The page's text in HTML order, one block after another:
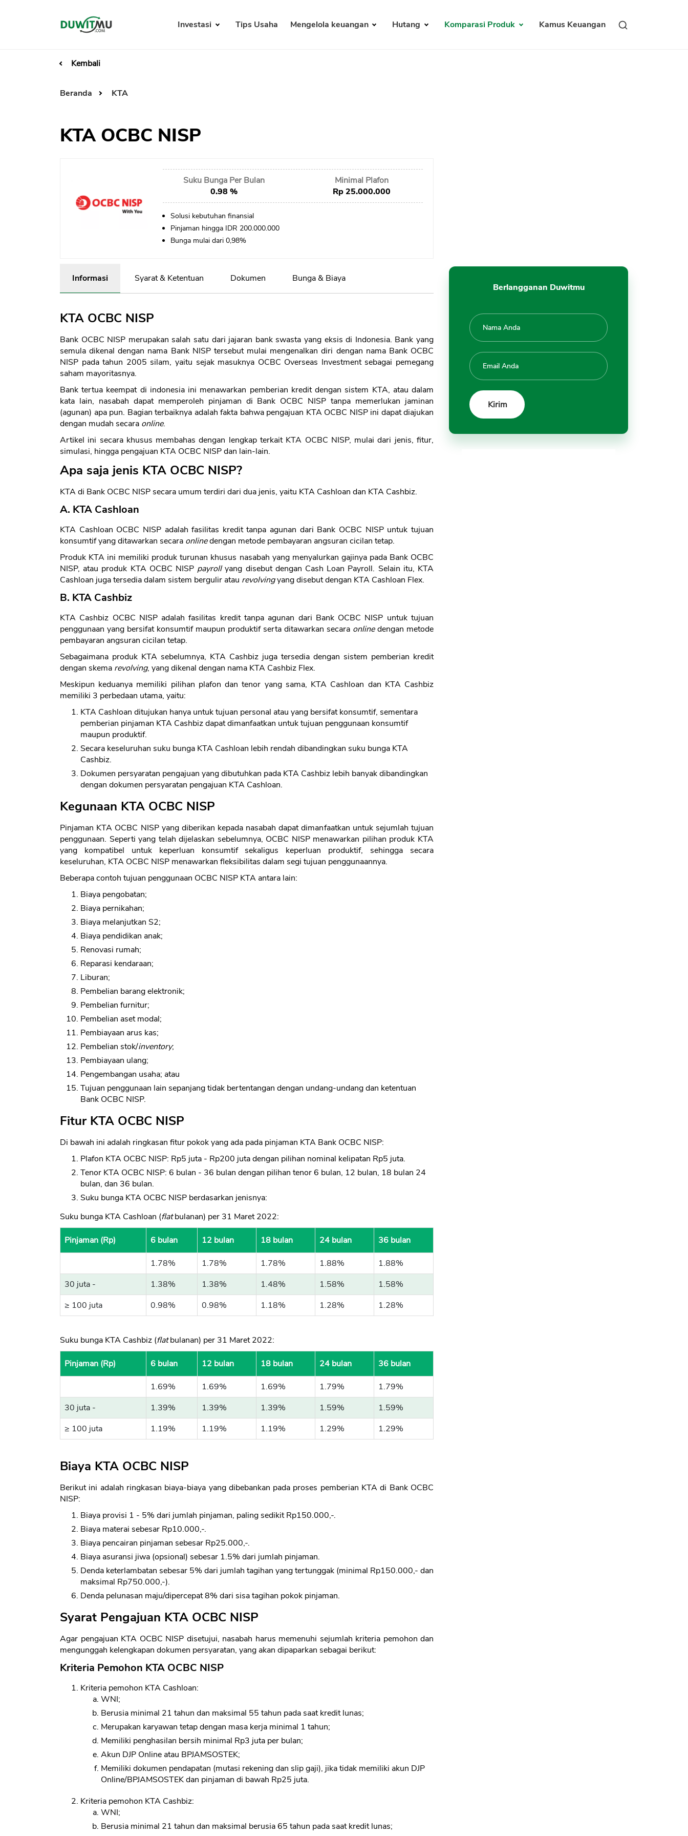
Investasi Tips Usaha Mengelola keuangan Hutang Komparasi Produk Kamus Keuangan
Kembali
Beranda KTA
KTA OCBC NISP
Suku Bunga Per Bulan
0.98 %
Minimal Plafon
Rp 25.000.000
Solusi kebutuhan finansial
Pinjaman hingga IDR 200.000.000
Bunga mulai dari 0,98%
Informasi Syarat & Ketentuan Dokumen Bunga & Biaya
KTA OCBC NISP
Bank OCBC NISP merupakan salah satu dari jajaran bank swasta yang eksis di Indonesia. Bank yang
semula dikenal dengan nama Bank NISP tersebut mulai mengenalkan diri dengan nama Bank OCBC
NISP pada tahun 2005 silam, yaitu sejak masuknya OCBC Overseas Investment sebagai pemegang
saham mayoritasnya.
Bank tertua keempat di indonesia ini menawarkan pemberian kredit dengan sistem KTA, atau dalam
kata lain, nasabah dapat memperoleh pinjaman di Bank OCBC NISP tanpa memerlukan jaminan
(agunan) apa pun. Bagian terbaiknya adalah fakta bahwa pengajuan KTA OCBC NISP ini dapat diajukan
dengan mudah secara online.
Artikel ini secara khusus membahas dengan lengkap terkait KTA OCBC NISP, mulai dari jenis, fitur,
simulasi, hingga pengajuan KTA OCBC NISP dan lain-lain.
Apa saja jenis KTA OCBC NISP?
KTA di Bank OCBC NISP secara umum terdiri dari dua jenis, yaitu KTA Cashloan dan KTA Cashbiz.
A. KTA Cashloan
KTA Cashloan OCBC NISP adalah fasilitas kredit tanpa agunan dari Bank OCBC NISP untuk tujuan
konsumtif yang ditawarkan secara onlinedengan metode pembayaran angsuran cicilan tetap.
Produk KTA ini memiliki produk turunan khusus nasabah yang menyalurkan gajinya pada Bank OCBC
NISP, atau produk KTA OCBC NISP payrollyang disebut dengan Cash Loan Payroll. Selain itu, KTA
Cashloan juga tersedia dalam sistem bergulir atau revolvingyang disebut dengan KTA Cashloan Flex.
B. KTA Cashbiz
KTA Cashbiz OCBC NISP adalah fasilitas kredit tanpa agunan dari Bank OCBC NISP untuk tujuan
penggunaan yang bersifat konsumtif maupun produktif serta ditawarkan secara onlinedengan metode
pembayaran angsuran cicilan tetap.
Sebagaimana produk KTA sebelumnya, KTA Cashbiz juga tersedia dengan sistem pemberian kredit
dengan skema revolving, yang dikenal dengan nama KTA Cashbiz Flex.
Meskipun keduanya memiliki pilihan plafon dan tenor yang sama, KTA Cashloan dan KTA Cashbiz
memiliki 3 perbedaan utama, yaitu:
KTA Cashloan ditujukan hanya untuk tujuan personal atau yang bersifat konsumtif, sementara
pemberian pinjaman KTA Cashbiz dapat dimanfaatkan untuk tujuan penggunaan konsumtif
maupun produktif.
Secara keseluruhan suku bunga KTA Cashloan lebih rendah dibandingkan suku bunga KTA
Cashbiz.
Dokumen persyaratan pengajuan yang dibutuhkan pada KTA Cashbiz lebih banyak dibandingkan
dengan dokumen persyaratan pengajuan KTA Cashloan.
Kegunaan KTA OCBC NISP
Pinjaman KTA OCBC NISP yang diberikan kepada nasabah dapat dimanfaatkan untuk sejumlah tujuan
penggunaan. Seperti yang telah dijelaskan sebelumnya, OCBC NISP menawarkan pilihan produk KTA
yang kompatibel untuk keperluan konsumtif sekaligus keperluan produktif, sehingga secara
keseluruhan, KTA OCBC NISP menawarkan fleksibilitas dalam segi tujuan penggunaannya.
Beberapa contoh tujuan penggunaan OCBC NISP KTA antara lain:
Biaya pengobatan;
Biaya pernikahan;
Biaya melanjutkan S2;
Biaya pendidikan anak;
Renovasi rumah;
Reparasi kendaraan;
Liburan;
Pembelian barang elektronik;
Pembelian furnitur;
Pembelian aset modal;
Pembiayaan arus kas;
Pembelian stok/inventory;
Pembiayaan ulang;
Pengembangan usaha; atau
Tujuan penggunaan lain sepanjang tidak bertentangan dengan undang-undang dan ketentuan
Bank OCBC NISP.
Fitur KTA OCBC NISP
Di bawah ini adalah ringkasan fitur pokok yang ada pada pinjaman KTA Bank OCBC NISP:
Plafon KTA OCBC NISP: Rp5 juta - Rp200 juta dengan pilihan nominal kelipatan Rp5 juta.
Tenor KTA OCBC NISP: 6 bulan - 36 bulan dengan pilihan tenor 6 bulan, 12 bulan, 18 bulan 24
bulan, dan 36 bulan.
Suku bunga KTA OCBC NISP berdasarkan jenisnya:
Suku bunga KTA Cashloan (flatbulanan) per 31 Maret 2022:
Pinjaman (Rp) 6 bulan 12 bulan 18 bulan 24 bulan 36 bulan
1.78% 1.78% 1.78% 1.88%
1.88%
30 juta -
1.38% 1.38% 1.48% 1.58%
1.58%
≥ 100 juta
0.98% 0.98% 1.18% 1.28% 1.28%
Suku bunga KTA Cashbiz (flatbulanan) per 31 Maret 2022:
Pinjaman (Rp) 6 bulan 12 bulan 18 bulan 24 bulan 36 bulan
1.69% 1.69% 1.69% 1.79%
1.79%
30 juta -
1.39% 1.39% 1.39% 1.59%
1.59%
≥ 100 juta
1.19% 1.19% 1.19% 1.29% 1.29%
Biaya KTA OCBC NISP
Berikut ini adalah ringkasan biaya-biaya yang dibebankan pada proses pemberian KTA di Bank OCBC
NISP:
Biaya provisi 1 - 5% dari jumlah pinjaman, paling sedikit Rp150.000,-.
Biaya materai sebesar Rp10.000,-.
Biaya pencairan pinjaman sebesar Rp25.000,-.
Biaya asuransi jiwa (opsional) sebesar 1.5% dari jumlah pinjaman.
Denda keterlambatan sebesar 5% dari jumlah tagihan yang tertunggak (minimal Rp150.000,- dan
maksimal Rp750.000,-).
Denda pelunasan maju/dipercepat 8% dari sisa tagihan pokok pinjaman.
Syarat Pengajuan KTA OCBC NISP
Agar pengajuan KTA OCBC NISP disetujui, nasabah harus memenuhi sejumlah kriteria pemohon dan
mengunggah kelengkapan dokumen persyaratan, yang akan dipaparkan sebagai berikut:
Kriteria Pemohon KTA OCBC NISP
Kriteria pemohon KTA Cashloan:
WNI;
Berusia minimal 21 tahun dan maksimal 55 tahun pada saat kredit lunas;
Merupakan karyawan tetap dengan masa kerja minimal 1 tahun;
Memiliki penghasilan bersih minimal Rp3 juta per bulan;
Akun DJP Online atau BPJAMSOSTEK;
Memiliki dokumen pendapatan (mutasi rekening dan slip gaji), jika tidak memiliki akun DJP
Online/BPJAMSOSTEK dan pinjaman di bawah Rp25 juta.
Kriteria pemohon KTA Cashbiz:
WNI;
Berusia minimal 21 tahun dan maksimal berusia 65 tahun pada saat kredit lunas;
Berlangganan Duwitmu
OK
CANCEL